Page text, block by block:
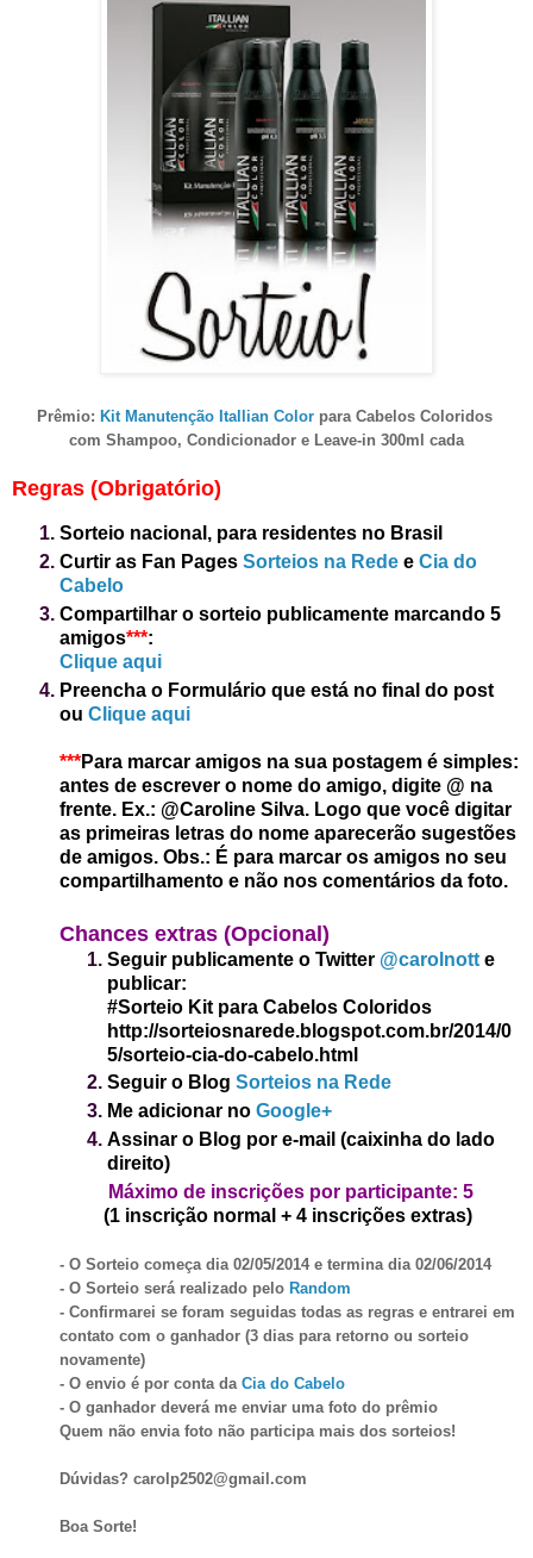
Prêmio: Kit Manutenção Itallian Colorpara Cabelos Coloridos
com Shampoo, Condicionador e Leave-in 300ml cada
Regras (Obrigatório)
Sorteio nacional, para residentes no Brasil
Curtir as Fan Pages Sorteios na Rede e Cia do
Cabelo
Compartilhar o sorteio publicamente marcando 5
amigos***:
Clique aqui
Preencha o Formulário que está no final do post
ou Clique aqui
***Para marcar amigos na sua postagem é simples:
antes de escrever o nome do amigo, digite @ na
frente. Ex.: @Caroline Silva. Logo que você digitar
as primeiras letras do nome aparecerão sugestões
de amigos. Obs.: É para marcar os amigos no seu
compartilhamento e não nos comentários da foto.
Chances extras (Opcional)
Seguir publicamente o Twitter @carolnott e
publicar:
#Sorteio Kit para Cabelos Coloridos
http://sorteiosnarede.blogspot.com.br/2014/0
5/sorteio-cia-do-cabelo.html
Seguir o Blog Sorteios na Rede
Me adicionar no Google+
Assinar o Blog por e-mail (caixinha do lado
direito)
Máximo de inscrições por participante: 5
(1 inscrição normal + 4 inscrições extras)
- O Sorteio começa dia 02/05/2014 e termina dia 02/06/2014
- O Sorteio será realizado pelo Random
- Confirmarei se foram seguidas todas as regras e entrarei em
contato com o ganhador (3 dias para retorno ou sorteio
novamente)
- O envio é por conta da Cia do Cabelo
- O ganhador deverá me enviar uma foto do prêmio
Quem não envia foto não participa mais dos sorteios!
Dúvidas? carolp2502@gmail.com
Boa Sorte!